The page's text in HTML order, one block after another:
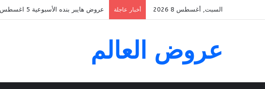
السبت, أغسطس 8 2026 أخبار عاجلة عروض هايبر بنده الأسبوعية 5 اغسطس 2026 الموافق 22 صفر 1448 Back To School
عروض العالم